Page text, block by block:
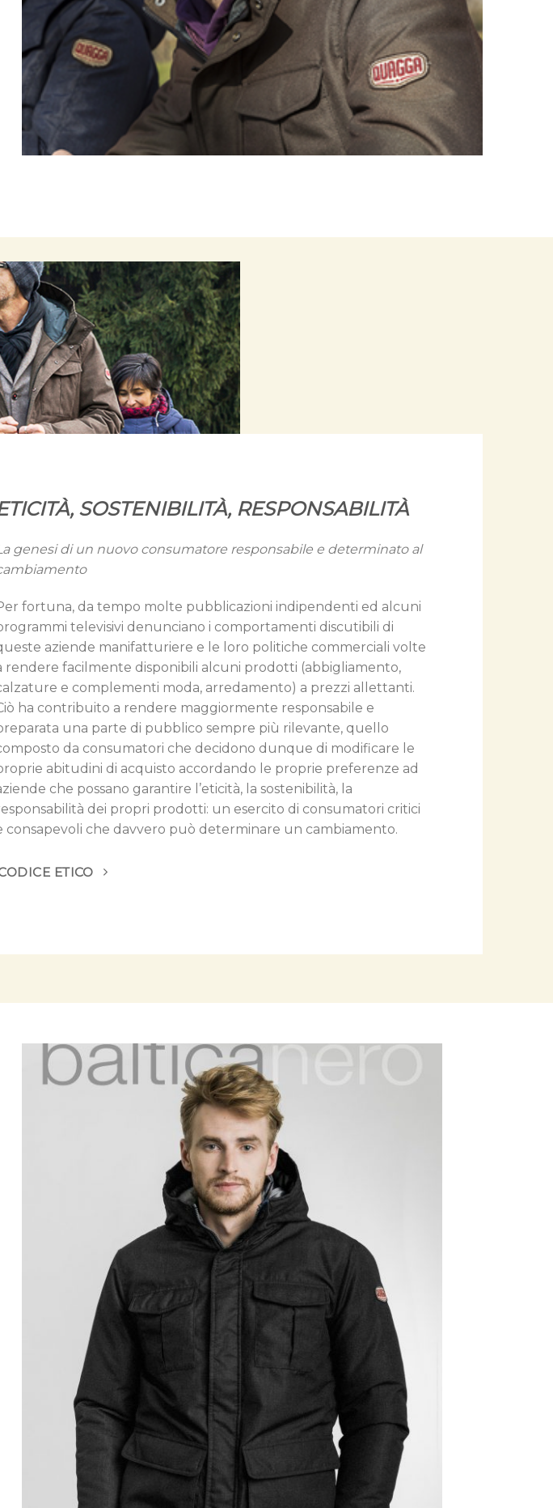
SOSTENIBILITÀ, RESPONSABILITÀ
genesi di un nuovo consumatore responsabile e determinato al
fortuna, da tempo molte pubblicazioni indipendenti ed alcuni
televisivi denunciano i comportamenti discutibili di
aziende manifatturiere e le loro politiche commerciali volte
rendere facilmente disponibili alcuni prodotti (abbigliamento,
e complementi moda, arredamento) a prezzi allettanti.
ha contribuito a rendere maggiormente responsabile e
una parte di pubblico sempre più rilevante, quello
da consumatori che decidono dunque di modificare le
abitudini di acquisto accordando le proprie preferenze ad
che possano garantire l’eticità, la sostenibilità, la
dei propri prodotti: un esercito di consumatori critici
consapevoli che davvero può determinare un cambiamento.
ETICO